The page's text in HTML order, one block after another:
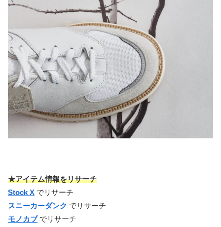
★アイテム情報をリサーチ
Stock X でリサーチ
スニーカーダンク でリサーチ
モノカブでリサーチ